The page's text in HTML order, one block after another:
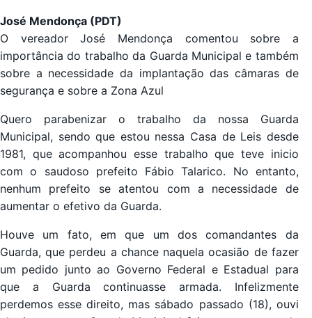
José Mendonça (PDT)
O vereador José Mendonça comentou sobre a
importância do trabalho da Guarda Municipal e também
sobre a necessidade da implantação das câmaras de
segurança e sobre a Zona Azul
Quero parabenizar o trabalho da nossa Guarda
Municipal, sendo que estou nessa Casa de Leis desde
1981, que acompanhou esse trabalho que teve inicio
com o saudoso prefeito Fábio Talarico. No entanto,
nenhum prefeito se atentou com a necessidade de
aumentar o efetivo da Guarda.
Houve um fato, em que um dos comandantes da
Guarda, que perdeu a chance naquela ocasião de fazer
um pedido junto ao Governo Federal e Estadual para
que a Guarda continuasse armada. Infelizmente
perdemos esse direito, mas sábado passado (18), ouvi